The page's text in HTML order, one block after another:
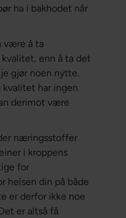
ha i bakhodet når
være å ta
enn å ta det
gjør noen nytte.
kvalitet har ingen
derimot være
næringsstoffer
i kroppens
for
helsen din på både
er derfor ikke noe
er altså få